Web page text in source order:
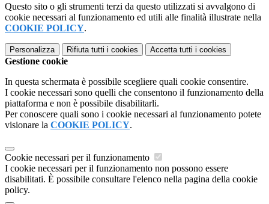
Questo sito o gli strumenti terzi da questo utilizzati si avvalgono di
cookie necessari al funzionamento ed utili alle finalità illustrate nella
COOKIE POLICY.
Personalizza Rifiuta tutti i cookies Accetta tutti i cookies
Gestione cookie
In questa schermata è possibile scegliere quali cookie consentire.
I cookie necessari sono quelli che consentono il funzionamento della
piattaforma e non è possibile disabilitarli.
Per conoscere quali sono i cookie necessari al funzionamento potete
visionare la COOKIE POLICY.
Cookie necessari per il funzionamento
I cookie necessari per il funzionamento non possono essere
disabilitati. È possibile consultare l'elenco nella pagina della cookie
policy.